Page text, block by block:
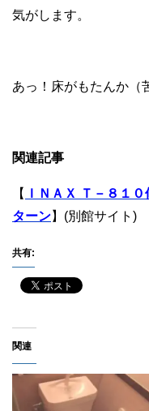
気がします。
あっ！床がもたんか（
関連記事
【 ＩＮＡＸ Ｔ－８１
ターン】(別館サイト)
共有:
関連